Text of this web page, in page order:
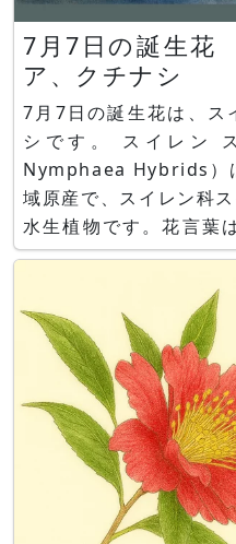
7月7日の誕生花
ア、クチナシ
7月7日の誕生花は、ス
シです。 スイレン スイレン（睡蓮、学名：
Nymphaea Hybrids）
域原産で、スイレン科
水生植物です。花言葉
仰」です。 アベリア アベリア（Abelia、学名：
Abelia grandiflora）
で、スイカズラ科ツク